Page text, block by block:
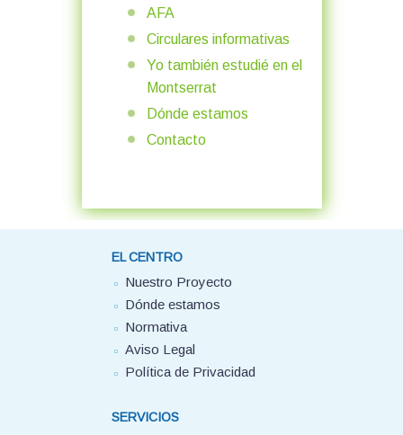
AFA
Circulares informativas
Yo también estudié en el
Montserrat
Dónde estamos
Contacto
EL CENTRO
Nuestro Proyecto
Dónde estamos
Normativa
Aviso Legal
Política de Privacidad
SERVICIOS